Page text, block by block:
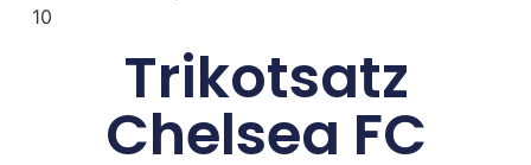
10
Trikotsatz
Chelsea FC